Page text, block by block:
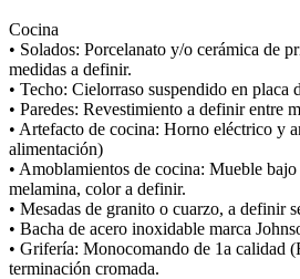
Cocina
• Solados: Porcelanato y/o cerámica de
medidas a definir.
• Techo: Cielorraso suspendido en placa
• Paredes: Revestimiento a definir entre
• Artefacto de cocina: Horno eléctrico y
alimentación)
• Amoblamientos de cocina: Mueble bajo
melamina, color a definir.
• Mesadas de granito o cuarzo, a definir
• Bacha de acero inoxidable marca
• Grifería: Monocomando de 1a calidad
terminación cromada.